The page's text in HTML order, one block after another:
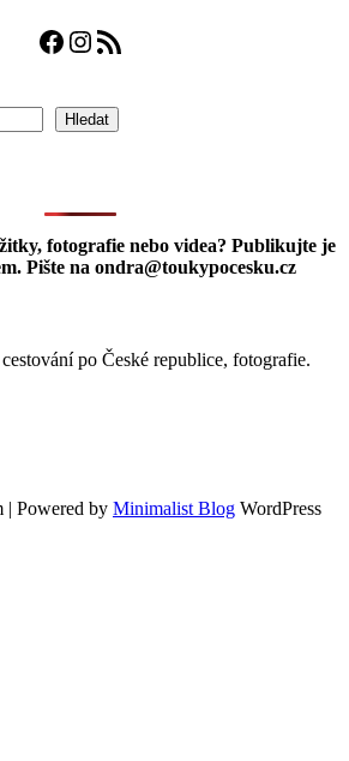
Facebook
Instagram
RSS zdroj
Hledat
fotografie nebo videa? Publikujte je
Pište na ondra@toukypocesku.cz
po České republice, fotografie.
| Powered by Minimalist Blog WordPress